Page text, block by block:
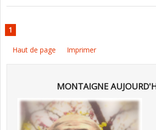
1
Haut de page Imprimer
MONTAIGNE